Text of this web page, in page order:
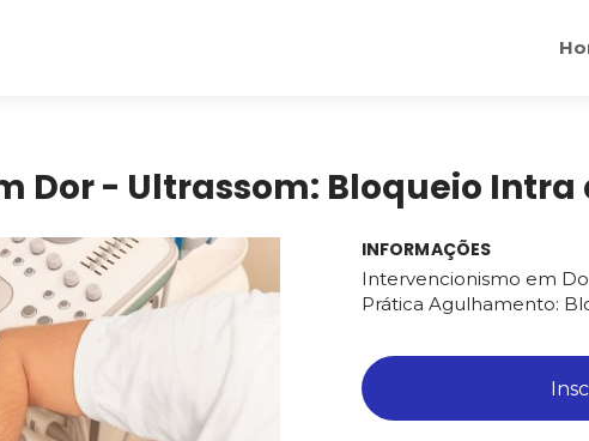
Dor - Ultrassom: Bloqueio
INFORMAÇÕES
Intervencionismo em
Prática Agulhamento: